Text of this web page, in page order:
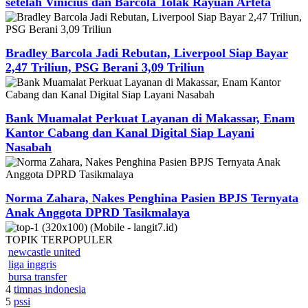
Bradley Barcola Jadi Rebutan, Liverpool Siap Bayar
2,47 Triliun, PSG Berani 3,09 Triliun
Bank Muamalat Perkuat Layanan di Makassar, Enam
Kantor Cabang dan Kanal Digital Siap Layani
Nasabah
Norma Zahara, Nakes Penghina Pasien BPJS Ternyata
Anak Anggota DPRD Tasikmalaya
TOPIK TERPOPULER
newcastle united
liga inggris
bursa transfer
4 timnas indonesia
5 pssi